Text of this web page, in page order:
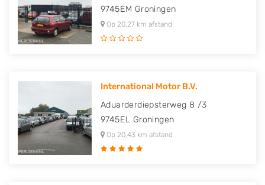
9745EM Groningen
Op 20,27 km afstand
International Motor B.V.
Aduarderdiepsterweg 8 /3
9745EL Groningen
Op 20,43 km afstand